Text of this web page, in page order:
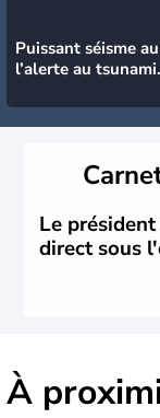
Puissant séisme
l’alerte au tsunami
Le
direct sous
À